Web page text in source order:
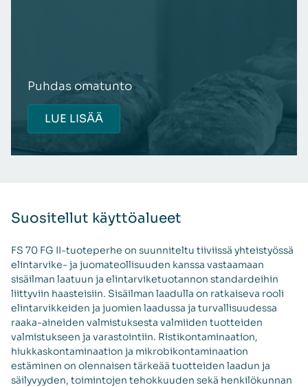
Puhdas omatunto
LUE LISÄÄ
Suositellut käyttöalueet
FS 70 FG II-tuoteperhe on suunniteltu tiiviissä yhteistyössä
elintarvike- ja juomateollisuuden kanssa vastaamaan
sisäilman laatuun ja elintarviketuotannon standardeihin
liittyviin haasteisiin. Sisäilman laadulla on ratkaiseva rooli
elintarvikkeiden ja juomien laadussa ja turvallisuudessa
raaka-aineiden valmistuksesta valmiiden tuotteiden
valmistukseen ja varastointiin. Ristikontaminaation,
hiukkaskontaminaation ja mikrobikontaminaation
estäminen on olennaisen tärkeää tuotteiden laadun ja
säilyvyyden, toimintojen tehokkuuden sekä henkilökunnan